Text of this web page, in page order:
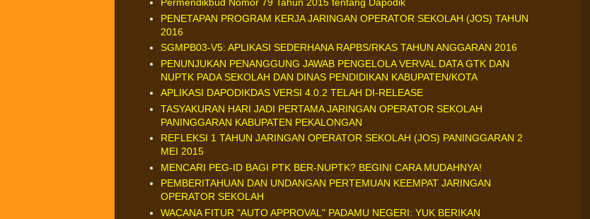
PENETAPAN PROGRAM KERJA JARINGAN OPERATOR SEKOLAH (JOS) TAHUN
2016
SGMPB03-V5: APLIKASI SEDERHANA RAPBS/RKAS TAHUN ANGGARAN 2016
PENUNJUKAN PENANGGUNG JAWAB PENGELOLA VERVAL DATA GTK DAN
NUPTK PADA SEKOLAH DAN DINAS PENDIDIKAN KABUPATEN/KOTA
APLIKASI DAPODIKDAS VERSI 4.0.2 TELAH DI-RELEASE
TASYAKURAN HARI JADI PERTAMA JARINGAN OPERATOR SEKOLAH
PANINGGARAN KABUPATEN PEKALONGAN
REFLEKSI 1 TAHUN JARINGAN OPERATOR SEKOLAH (JOS) PANINGGARAN 2
MEI 2015
MENCARI PEG-ID BAGI PTK BER-NUPTK? BEGINI CARA MUDAHNYA!
PEMBERITAHUAN DAN UNDANGAN PERTEMUAN KEEMPAT JARINGAN
OPERATOR SEKOLAH
WACANA FITUR "AUTO APPROVAL" PADAMU NEGERI: YUK BERIKAN